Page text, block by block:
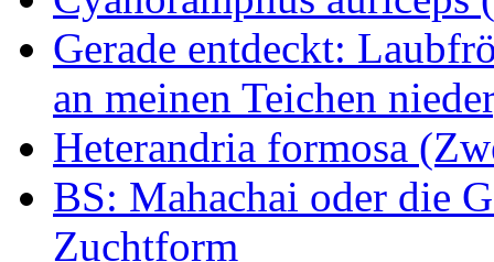
Gerade entdeckt:
an meinen Teichen
Heterandria formosa
BS: Mahachai oder die
Zuchtform